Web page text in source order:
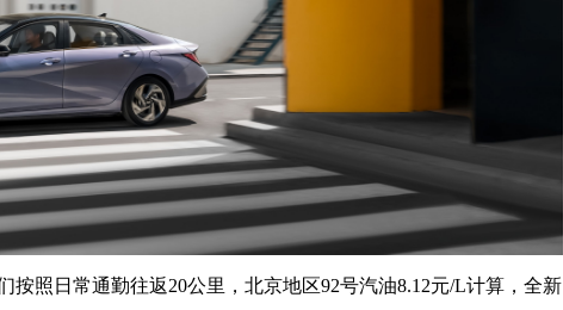
按照日常通勤往返20公里，北京地区92号汽油8.12元/L计算，全新